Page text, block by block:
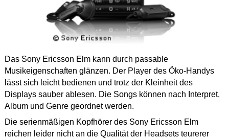
Das Sony Ericsson Elm kann durch passable
Musikeigenschaften glänzen. Der Player des Öko-Handys
lässt sich leicht bedienen und trotz der Kleinheit des
Displays sauber ablesen. Die Songs können nach Interpret,
Album und Genre geordnet werden.
Die serienmäßigen Kopfhörer des Sony Ericsson Elm
reichen leider nicht an die Qualität der Headsets teurerer